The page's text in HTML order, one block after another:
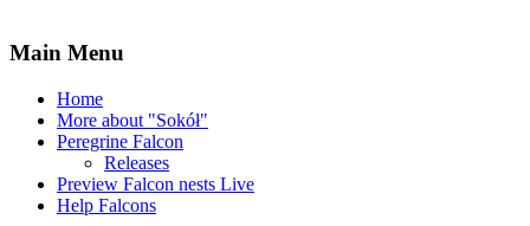
Main Menu
Home
More about "Sokół"
Peregrine Falcon
Releases
Preview Falcon nests Live
Help Falcons